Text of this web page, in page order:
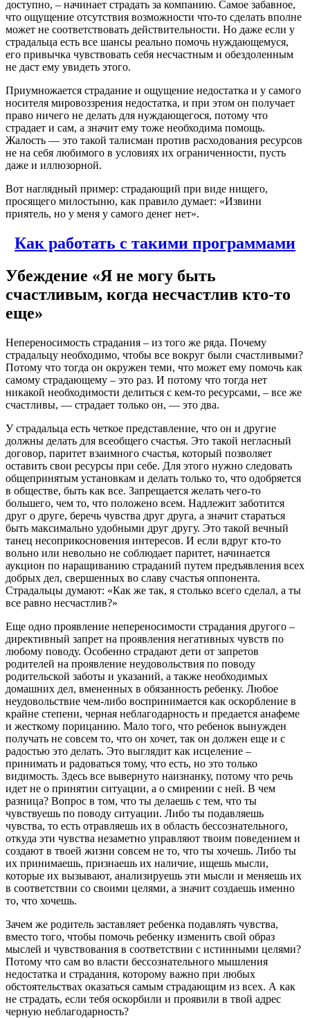
доступно, – начинает страдать за компанию. Самое забавное,
что ощущение отсутствия возможности что-то сделать вполне
может не соответствовать действительности. Но даже если у
страдальца есть все шансы реально помочь нуждающемуся,
его привычка чувствовать себя несчастным и обездоленным
не даст ему увидеть этого.
Приумножается страдание и ощущение недостатка и у самого
носителя мировоззрения недостатка, и при этом он получает
право ничего не делать для нуждающегося, потому что
страдает и сам, а значит ему тоже необходима помощь.
Жалость — это такой талисман против расходования ресурсов
не на себя любимого в условиях их ограниченности, пусть
даже и иллюзорной.
Вот наглядный пример: страдающий при виде нищего,
просящего милостыню, как правило думает: «Извини
приятель, но у меня у самого денег нет».
Как работать с такими программами
Убеждение «Я не могу быть
счастливым, когда несчастлив кто-то
еще»
Непереносимость страдания – из того же ряда. Почему
страдальцу необходимо, чтобы все вокруг были счастливыми?
Потому что тогда он окружен теми, что может ему помочь как
самому страдающему – это раз. И потому что тогда нет
никакой необходимости делиться с кем-то ресурсами, – все же
счастливы, — страдает только он, — это два.
У страдальца есть четкое представление, что он и другие
должны делать для всеобщего счастья. Это такой негласный
договор, паритет взаимного счастья, который позволяет
оставить свои ресурсы при себе. Для этого нужно следовать
общепринятым установкам и делать только то, что одобряется
в обществе, быть как все. Запрещается желать чего-то
большего, чем то, что положено всем. Надлежит заботится
друг о друге, беречь чувства друг друга, а значит стараться
быть максимально удобными друг другу. Это такой вечный
танец несоприкосновения интересов. И если вдруг кто-то
вольно или невольно не соблюдает паритет, начинается
аукцион по наращиванию страданий путем предъявления всех
добрых дел, свершенных во славу счастья оппонента.
Страдальцы думают: «Как же так, я столько всего сделал, а ты
все равно несчастлив?»
Еще одно проявление непереносимости страдания другого –
директивный запрет на проявления негативных чувств по
любому поводу. Особенно страдают дети от запретов
родителей на проявление неудовольствия по поводу
родительской заботы и указаний, а также необходимых
домашних дел, вмененных в обязанность ребенку. Любое
неудовольствие чем-либо воспринимается как оскорбление в
крайне степени, черная неблагодарность и предается анафеме
и жесткому порицанию. Мало того, что ребенок вынужден
получать не совсем то, что он хочет, так он должен еще и с
радостью это делать. Это выглядит как исцеление –
принимать и радоваться тому, что есть, но это только
видимость. Здесь все вывернуто наизнанку, потому что речь
идет не о принятии ситуации, а о смирении с ней. В чем
разница? Вопрос в том, что ты делаешь с тем, что ты
чувствуешь по поводу ситуации. Либо ты подавляешь
чувства, то есть отравляешь их в область бессознательного,
откуда эти чувства незаметно управляют твоим поведением и
создают в твоей жизни совсем не то, что ты хочешь. Либо ты
их принимаешь, признаешь их наличие, ищешь мысли,
которые их вызывают, анализируешь эти мысли и меняешь их
в соответствии со своими целями, а значит создаешь именно
то, что хочешь.
Зачем же родитель заставляет ребенка подавлять чувства,
вместо того, чтобы помочь ребенку изменить свой образ
мыслей и чувствования в соответствии с истинными целями?
Потому что сам во власти бессознательного мышления
недостатка и страдания, которому важно при любых
обстоятельствах оказаться самым страдающим из всех. А как
не страдать, если тебя оскорбили и проявили в твой адрес
черную неблагодарность?